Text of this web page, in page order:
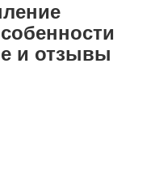
и отзывы